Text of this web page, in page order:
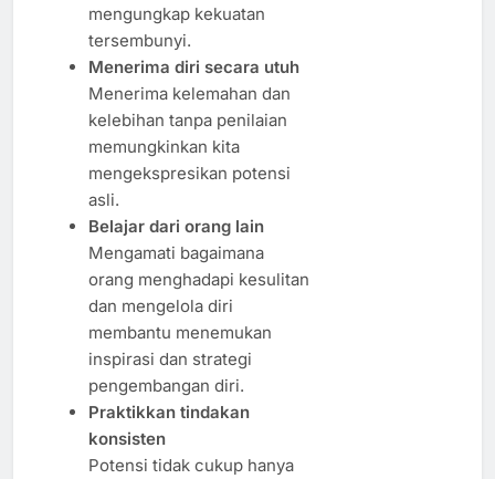
mengungkap kekuatan
tersembunyi.
Menerima diri secara utuh
Menerima kelemahan dan
kelebihan tanpa penilaian
memungkinkan kita
mengekspresikan potensi
asli.
Belajar dari orang lain
Mengamati bagaimana
orang menghadapi kesulitan
dan mengelola diri
membantu menemukan
inspirasi dan strategi
pengembangan diri.
Praktikkan tindakan
konsisten
Potensi tidak cukup hanya